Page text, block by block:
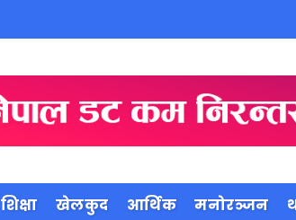
शिक्षा खेलकुद आर्थिक मनोरञ्जन